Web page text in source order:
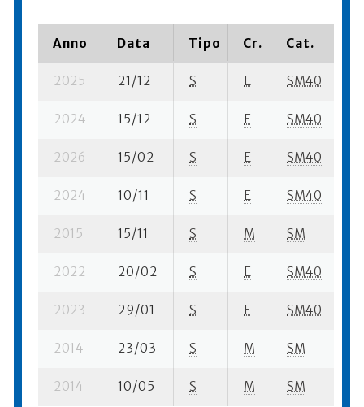
Anno Data Tipo Cr. Cat.
2025 21/12 S E SM40
2024 15/12 S E SM40
2026 15/02 S E SM40
2024 10/11 S E SM40
2015 15/11 S M SM
2022 20/02 S E SM40
2023 29/01 S E SM40
2014 23/03 S M SM
2014 10/05 S M SM